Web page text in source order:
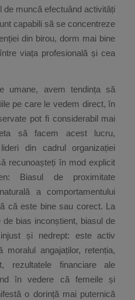
de muncă efectuând activități
capabili să se concentreze
din birou, dorm mai bine
viața profesională și cea
umane, avem tendința să
pe care le vedem direct, în
pot fi considerabil mai
să facem acest lucru,
din cadrul organizației
recunoașteți în mod explicit
Biasul de proximitate
a comportamentului
că este bine sau corect. La
bias inconștient, biasul de
și nedrept: este activ
moralul angajaților, retenția,
rezultatele financiare ale
în vedere că femeile și
o dorință mai puternică